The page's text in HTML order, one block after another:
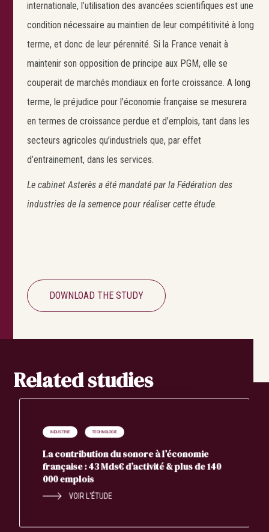
internationale, l’utilisation des avancées scientifiques est une
condition nécessaire au maintien de leur compétitivité à long
terme, et donc de leur pérennité. Si la France venait à
maintenir son opposition de principe aux PGM, elle se
couperait de marchés mondiaux en forte croissance. A long
terme, le préjudice pour l’économie française se mesurera
en termes de croissance perdue et d’emplois, tant dans les
secteurs agricoles qu’industriels que, par effet
d’entrainement, dans les services.
Le cabinet Asterès a été mandaté par la Fédération des
industries de la semence pour réaliser cette étude.
DOWNLOAD THE STUDY
Related studies
INDUSTRIE TECHNOLOGIE
La contribution du sonore à l’économie
française : 43 Mds€ d’activité & plus de 140
000 emplois
VOIR L'ÉTUDE
Search